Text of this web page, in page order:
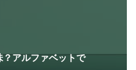
アルファベットで